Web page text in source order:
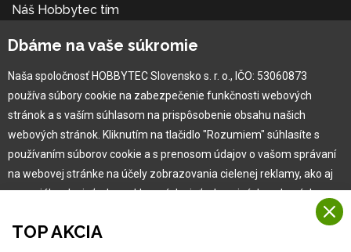
Náš Hobbytec tím
Naša história
Pre zákazníka
Garancia najlepšej ceny
Užívateľský manuál
Reklamácia
TOP AKCIA
Dbáme na vaše súkromie
Naša spoločnosť HOBBYTEC Slovensko s. r. o., IČO: 53060873
používa súbory cookie na zabezpečenie funkčnosti webových
stránok a s vaším súhlasom na prispôsobenie obsahu našich
webových stránok. Kliknutím na tlačidlo "Rozumiem" súhlasíte s
používaním súborov cookie a s prenosom údajov o vašom správaní
na webovej stránke na účely zobrazovania cielenej reklamy, ako aj
na sociálnych sieťach a reklamných sieťach na iných webových
Viac informácií